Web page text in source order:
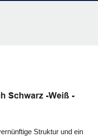
Schwarz -Weiß -
Struktur und ein